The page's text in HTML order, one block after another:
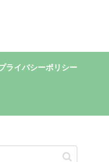
ライバシーポリシー